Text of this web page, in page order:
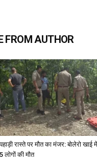
FROM AUTHOR
पहाड़ी रास्ते पर मौत का मंजर: बोलेरो खाई में
5 लोगों की मौत